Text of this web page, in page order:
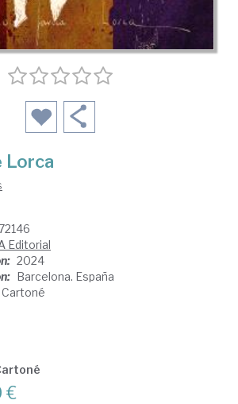
Lorca
Editorial
2024
Barcelona. España
Cartoné
€